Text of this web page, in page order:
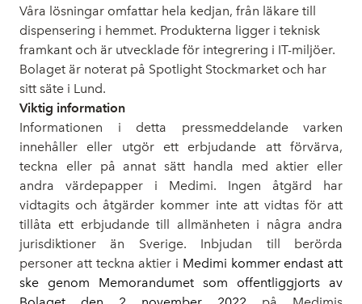
Våra lösningar omfattar hela kedjan, från läkare till
dispensering i hemmet. Produkterna ligger i teknisk
framkant och är utvecklade för integrering i IT-miljöer.
Bolaget är noterat på Spotlight Stockmarket och har
sitt säte i Lund.
Viktig information
Informationen i detta pressmeddelande varken
innehåller eller utgör ett erbjudande att förvärva,
teckna eller på annat sätt handla med aktier eller
andra värdepapper i Medimi. Ingen åtgärd har
vidtagits och åtgärder kommer inte att vidtas för att
tillåta ett erbjudande till allmänheten i några andra
jurisdiktioner än Sverige. Inbjudan till berörda
personer att teckna aktier i Medimi kommer endast att
ske genom Memorandumet som offentliggjorts av